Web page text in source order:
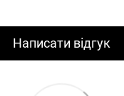
Написати відгук